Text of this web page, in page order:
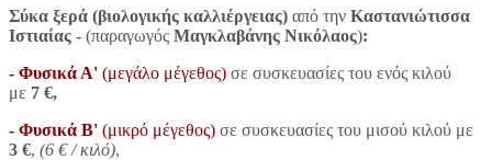
Σύκα ξερά (βιολογικής καλλιέργειας) από την Καστανιώτισσα
Ιστιαίας - (παραγωγός Μαγκλαβάνης Νικόλαος):
- Φυσικά Α' (μεγάλο μέγεθος) σε συσκευασίες του ενός κιλού
με 7 €,
- Φυσικά Β' (μικρό μέγεθος) σε συσκευασίες του μισού κιλού με
3 €, (6 €/ κιλό),